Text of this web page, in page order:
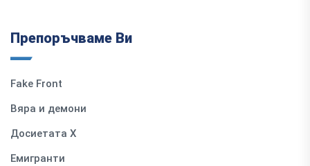
Препоръчваме Ви
Fake Front
Вяра и демони
Досиетата Х
Емигранти